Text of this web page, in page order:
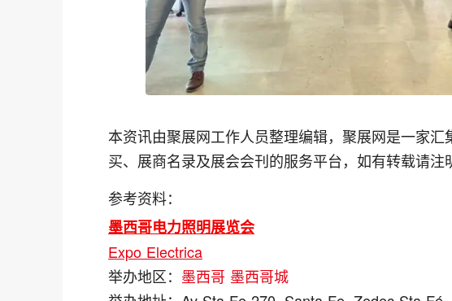
本资讯由聚展网工作人员整理编辑，聚展网是一家
买、展商名录及展会会刊的服务平台，如有转载请注
参考资料：
墨西哥电力照明展览会
Expo Electrica
举办地区： 墨西哥 墨西哥城